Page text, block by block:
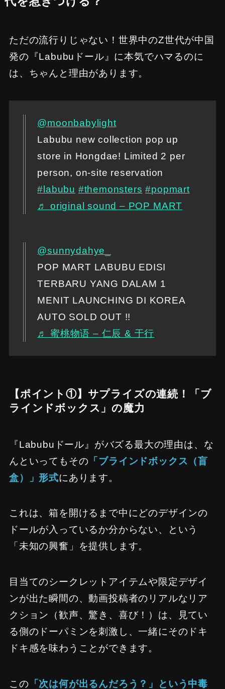
ただの流行りじゃない！世界中のZ世代が中国
発の『Labubuドール』に本気でハマるのに
は、ちゃんと理由があります。
@moonbabylight
Labubu new collection pop up
store in Hongdae! Limited 2 per
person, on-site reservation
#labubu #themonsters #popmart
♬ original sound – POP MART
@sunnydahye_
POP MART LABUBU EDISI
TERBARU YANG DALAM 1
MENIT LAUNCHING DI KOREA
AUTO SOLD OUT !!
♬ 蜜桃物语 – 仁辰 & 于行
【ポイント①】サプライズの連続！「ブ
ラインドボックス」の魔力
『Labubuドール』がバズる最大の理由は、な
んといってもその 「ブラインドボックス（盲
盒）」形式にあります。
これは、箱を開けるまで中にどのデザインの
ドールが入っているか分からない、という
「未知の興奮」を提供します。
目当てのシークレットアイテムや限定デザイ
ンが出た瞬間の、動画投稿者のリアルなリア
クション（歓声、驚き、喜び！）は、見てい
る側のドーパミンを刺激し、一緒にそのドキ
ドキ感を味わうことができます。
この 「次は何が出るんだろう？」という中毒